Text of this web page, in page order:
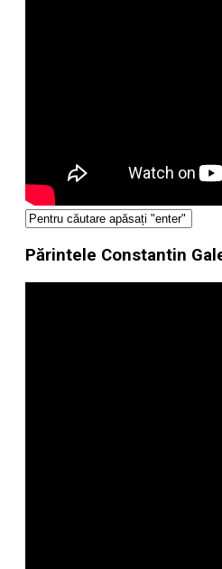
Părintele Constantin